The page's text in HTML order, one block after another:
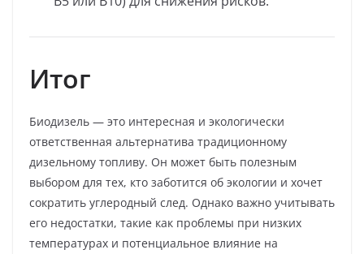
Итог
Биодизель — это интересная и экологически
ответственная альтернатива традиционному
дизельному топливу. Он может быть полезным
выбором для тех, кто заботится об экологии и хочет
сократить углеродный след. Однако важно учитывать
его недостатки, такие как проблемы при низких
температурах и потенциальное влияние на